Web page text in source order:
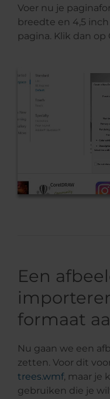
Voer nu je
breedte en 4,5
pagina. Klik dan op
Een
formaat
Nu gaan we een
zetten. Voor dit
trees.wmf, maar je
gebruiken die je